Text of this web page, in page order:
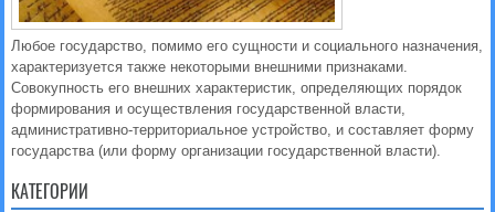
Любое государство, помимо его сущности и социального назначения,
характеризуется также некоторыми внешними признаками.
Совокупность его внешних характеристик, определяющих порядок
формирования и осуществления государственной власти,
административно-территориальное устройство, и составляет форму
государства (или форму организации государственной власти).
КАТЕГОРИИ